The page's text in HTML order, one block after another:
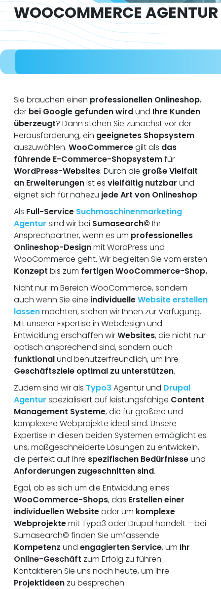
WOOCOMMERCE AGENTUR
Sie brauchen einen professionellen Onlineshop,
der bei Google gefunden wirdund Ihre Kunden
überzeugt? Dann stehen Sie zunächst vor der
Herausforderung, ein geeignetes Shopsystem
auszuwählen. WooCommercegilt als das
führende E-Commerce-Shopsystemfür
WordPress-Websites. Durch die große Vielfalt
an Erweiterungenist es vielfältig nutzbar und
eignet sich für nahezu jede Art von Onlineshop.
Als Full-Service Suchmaschinenmarketing
Agentur sind wir bei Sumasearch© Ihr
Ansprechpartner, wenn es um professionelles
Onlineshop-Designmit WordPress und
WooCommerce geht. Wir begleiten Sie vom ersten
Konzept bis zum fertigen WooCommerce-Shop.
Nicht nur im Bereich WooCommerce, sondern
auch wenn Sie eine individuelleWebsite erstellen
lassenmöchten, stehen wir Ihnen zur Verfügung.
Mit unserer Expertise in Webdesign und
Entwicklung erschaffen wirWebsites, die nicht nur
optisch ansprechend sind, sondern auch
funktionalund benutzerfreundlich, um Ihre
Geschäftsziele optimal zu unterstützen.
Zudem sind wir als Typo3 Agentur und Drupal
Agentur spezialisiert auf leistungsfähige Content
Management Systeme, die für größere und
komplexere Webprojekte ideal sind. Unsere
Expertise in diesen beiden Systemen ermöglicht es
uns, maßgeschneiderte Lösungen zu entwickeln,
die perfekt auf Ihre spezifischen Bedürfnisseund
Anforderungen zugeschnitten sind.
Egal, ob es sich um die Entwicklung eines
WooCommerce-Shops, das Erstellen einer
individuellen Websiteoder um komplexe
Webprojektemit Typo3 oder Drupal handelt – bei
Sumasearch© finden Sie umfassende
Kompetenz und engagierten Service, um Ihr
Online-Geschäft zum Erfolg zu führen.
Kontaktieren Sie uns noch heute, um Ihre
Projektideenzu besprechen.